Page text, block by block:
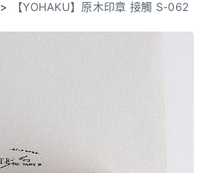
> 【YOHAKU】原木印章 接觸 S-062